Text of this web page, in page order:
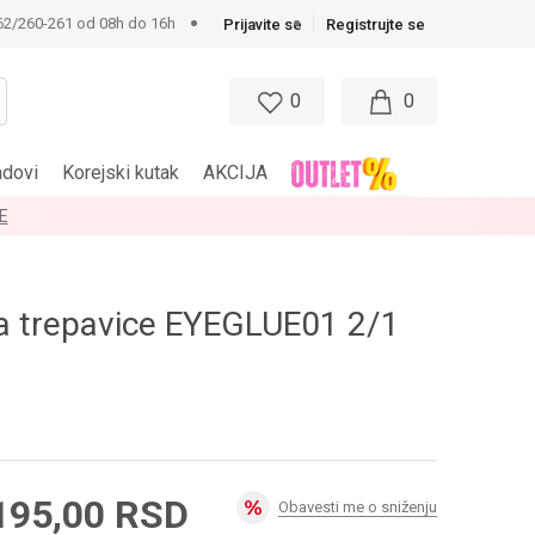
Prijavite se Registrujte se
260-261 od 08h do 16h
0
0
Korejski kutak AKCIJA
trepavice EYEGLUE01 2/1
RSD Obavesti me o sniženju